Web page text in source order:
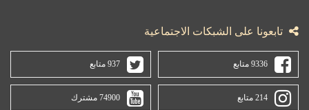
تابعونا على الشبكات الاجتماعية
9336 متابع 937 متابع
214 متابع 74900 مشترك